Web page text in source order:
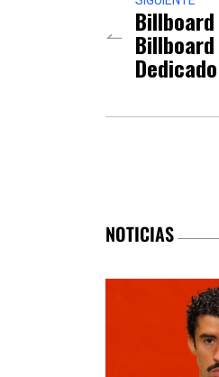
Billboard
Billboard
NOTICIAS